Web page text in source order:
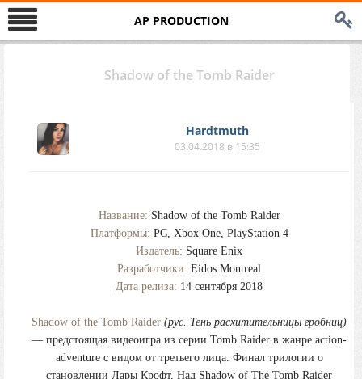
AP PRODUCTION
Shadow of the Tomb Raider
Hardtmuth
03.04.2018 в 15:35
Название: Shadow of the Tomb Raider
Платформы: PC, Xbox One, PlayStation 4
Издатель: Square Enix
Разработчики: Eidos Montreal
Дата релиза: 14 сентября 2018
Shadow of the Tomb Raider (рус. Тень расхитительницы гробниц)
— предстоящая видеоигра из серии Tomb Raider в жанре action-
adventure с видом от третьего лица. Финал трилогии о
становлении Лары Крофт. Над Shadow of The Tomb Raider